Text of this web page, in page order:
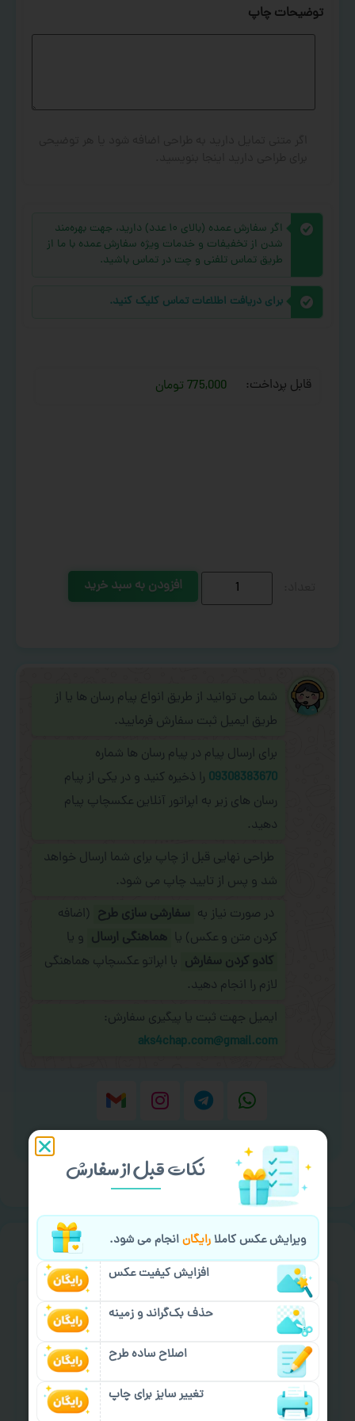
توضیحات چاپ
اگر سفارش عمده (بالای ۱۰ عدد) دارید، جهت بهره‌مند
شدن از تخفیفات و خدمات ویژه سفارش عمده با ما از
طریق تماس تلفنی و چت در تماس باشید.
برای دریافت اطلاعات تماس کلیک کنید.
قابل پرداخت: 775,000 تومان
افزودن به سبد خرید
شما می توانید از طریق انواع پیام رسان ها یا از
طریق ایمیل ثبت سفارش فرمایید.
برای ارسال پیام در پیام رسان ها شماره
09308383670 را ذخیره کنید و در یکی از پیام
رسان های زیر به اپراتور آنلاین عکسچاپ پیام
دهید.
طراحی نهایی قبل از چاپ برای شما ارسال خواهد
شد و پس از تایید چاپ می شود.
در صورت نیاز به سفارشی سازی طرح (اضافه
کردن متن و عکس) یا هماهنگی ارسال و یا
کادو کردن سفارش با اپراتو عکسچاپ هماهنگی
لازم را انجام دهید.
ایمیل جهت ثبت یا پیگیری سفارش:
aks4chap.com@gmail.com
خیالت راحت ازسفارش گیری
سفارش گیری آنلاین چاپ عمده و فوری
نکات قبل از سفارش
ویرایش عکس کاملارایگانانجام می شود.
افزایش کیفیت عکس
حذف بک‌گراند و زمینه
اصلاح ساده طرح
تغییر سایز برای چاپ